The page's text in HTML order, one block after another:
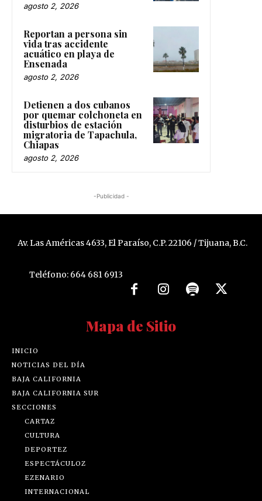
agosto 2, 2026
Reportan a persona sin
vida tras accidente
acuático en playa de
Ensenada
agosto 2, 2026
Detienen a dos cubanos
por quemar colchoneta en
disturbios de estación
migratoria de Tapachula,
Chiapas
agosto 2, 2026
-Publicidad -
Av. Las Américas 4633, El Paraíso, C.P. 22106 / Tijuana, B.C.
Teléfono: 664 681 6913
Mapa de Sitio
INICIO
NOTICIAS DEL DÍA
BAJA CALIFORNIA
BAJA CALIFORNIA SUR
SECCIONES
CARTAZ
CULTURA
DEPORTEZ
ESPECTÁCULOZ
EZENARIO
INTERNACIONAL